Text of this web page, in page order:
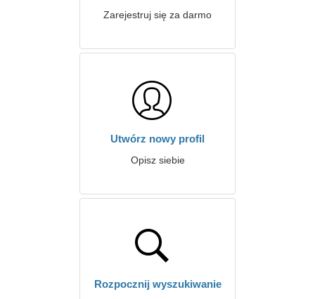
Zarejestruj się za darmo
Utwórz nowy profil
Opisz siebie
Rozpocznij wyszukiwanie